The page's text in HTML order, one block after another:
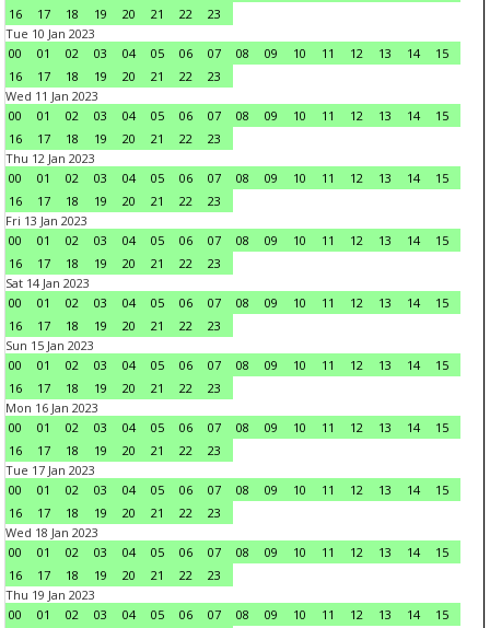
16 17 18 19 20 21 22
23
Tue 10 Jan 2023
00
01 02 03 04 05 06 07 08 09 10 11 12 13 14
15
16
17 18 19 20 21 22
23
Wed 11 Jan 2023
00
01 02 03 04 05 06 07 08 09 10 11 12 13 14
15
16
17 18 19 20 21 22
23
Thu 12 Jan 2023
00
01 02 03 04 05 06 07 08 09 10 11 12 13 14
15
16
17 18 19 20 21 22
23
Fri 13 Jan 2023
00
01 02 03 04 05 06 07 08 09 10 11 12 13 14
15
16
17 18 19 20 21 22
23
Sat 14 Jan 2023
00
01 02 03 04 05 06 07 08 09 10 11 12 13 14
15
16
17 18 19 20 21 22
23
Sun 15 Jan 2023
00
01 02 03 04 05 06 07 08 09 10 11 12 13 14
15
16
17 18 19 20 21 22
23
Mon 16 Jan 2023
00
01 02 03 04 05 06 07 08 09 10 11 12 13 14
15
16
17 18 19 20 21 22
23
Tue 17 Jan 2023
00
01 02 03 04 05 06 07 08 09 10 11 12 13 14
15
16
17 18 19 20 21 22
23
Wed 18 Jan 2023
00
01 02 03 04 05 06 07 08 09 10 11 12 13 14
15
16
17 18 19 20 21 22
23
Thu 19 Jan 2023
00
01 02 03 04 05 06 07 08 09 10 11 12 13 14
15